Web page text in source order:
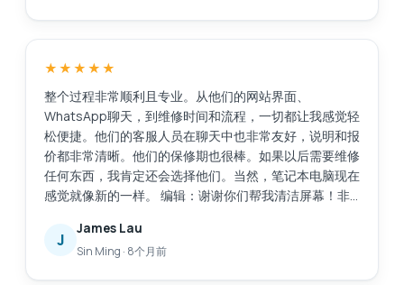
★★★★★
整个过程非常顺利且专业。从他们的网站界面、
WhatsApp聊天，到维修时间和流程，一切都让我感觉轻
松便捷。他们的客服人员在聊天中也非常友好，说明和报
价都非常清晰。他们的保修期也很棒。如果以后需要维修
任何东西，我肯定还会选择他们。当然，笔记本电脑现在
感觉就像新的一样。 编辑：谢谢你们帮我清洁屏幕！非
J
James Lau
Sin Ming · 8个月前